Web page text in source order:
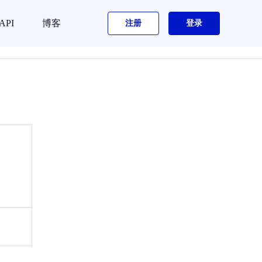
博客 注册 登录